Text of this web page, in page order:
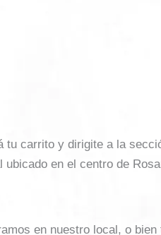
tu carrito y dirigite a la
en el centro de
en nuestro local, o bien